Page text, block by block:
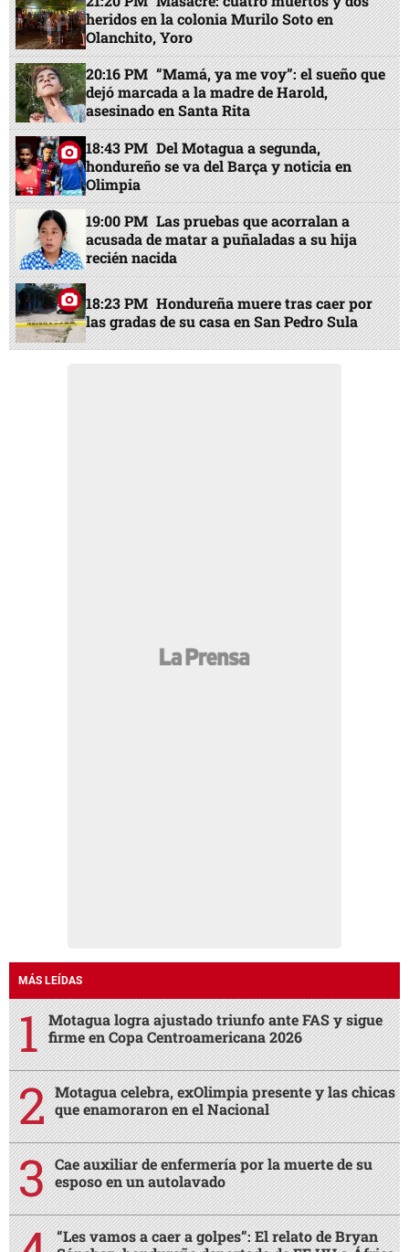
heridos en la colonia Murilo Soto en
Olanchito, Yoro
20:16 PM “Mamá, ya me voy”: el sueño que
dejó marcada a la madre de Harold,
asesinado en Santa Rita
18:43 PM Del Motagua a segunda,
hondureño se va del Barça y noticia en
Olimpia
19:00 PM Las pruebas que acorralan a
acusada de matar a puñaladas a su hija
recién nacida
18:23 PM Hondureña muere tras caer por
las gradas de su casa en San Pedro Sula
MÁS LEÍDAS
Motagua logra ajustado triunfo ante FAS y sigue
firme en Copa Centroamericana 2026
Motagua celebra, exOlimpia presente y las chicas
que enamoraron en el Nacional
Cae auxiliar de enfermería por la muerte de su
esposo en un autolavado
“Les vamos a caer a golpes”: El relato de Bryan